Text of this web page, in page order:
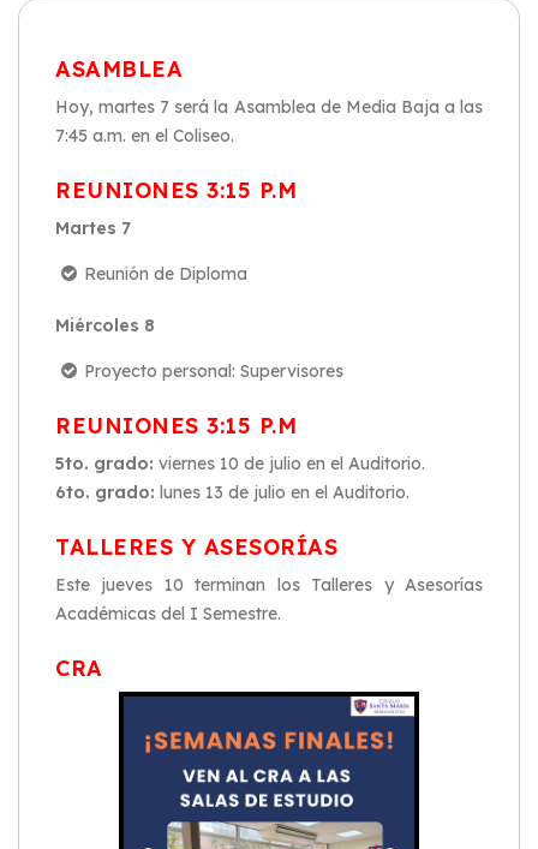
ASAMBLEA
Hoy, martes 7 será la Asamblea de Media Baja a las
7:45 a.m. en el Coliseo.
REUNIONES 3:15 P.M
Martes 7
Reunión de Diploma
Miércoles 8
Proyecto personal: Supervisores
REUNIONES 3:15 P.M
5to. grado: viernes 10 de julio en el Auditorio.
6to. grado: lunes 13 de julio en el Auditorio.
TALLERES Y ASESORÍAS
Este jueves 10 terminan los Talleres y Asesorías
Académicas del I Semestre.
CRA